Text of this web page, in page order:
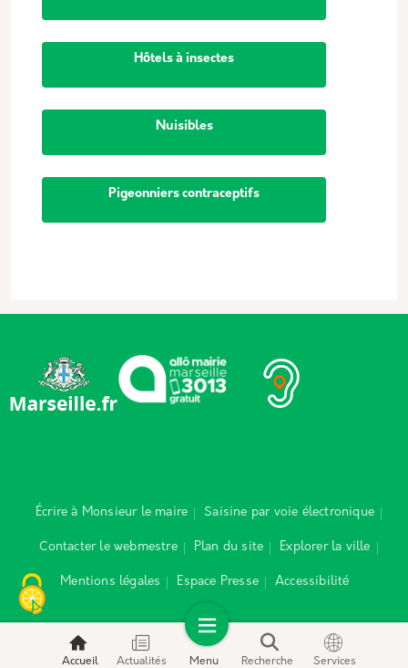
Accueil Actualités Menu Recherche Services
Hôtels à insectes
Nuisibles
Pigeonniers contraceptifs
Écrire à Monsieur le maire Saisine par voie électronique
Contacter le webmestre Plan du site Explorer la ville
Mentions légales Espace Presse Accessibilité